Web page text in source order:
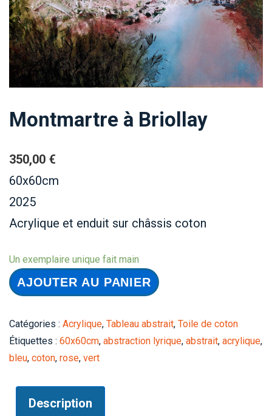
Montmartre à Briollay
350,00 €
60x60cm
2025
Acrylique et enduit sur châssis coton
Un exemplaire unique fait main
quantité
de
à
Briollay
AJOUTER AU PANIER
Catégories : Acrylique, Tableau abstrait, Toile de coton
Étiquettes : 60x60cm, abstraction lyrique, abstrait, acrylique,
bleu, coton, rose, vert
Description